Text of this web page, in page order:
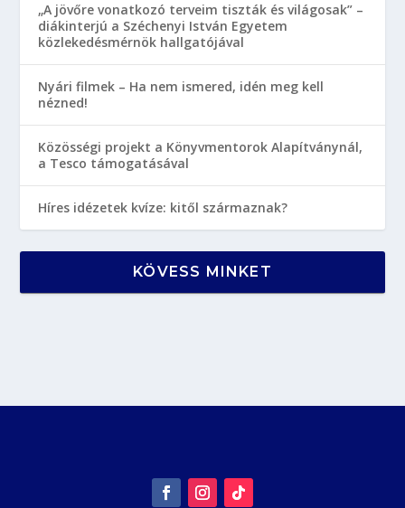
„A jövőre vonatkozó terveim tiszták és világosak” –
diákinterjú a Széchenyi István Egyetem
közlekedésmérnök hallgatójával
Nyári filmek – Ha nem ismered, idén meg kell
nézned!
Közösségi projekt a Könyvmentorok Alapítványnál,
a Tesco támogatásával
Híres idézetek kvíze: kitől származnak?
KÖVESS MINKET